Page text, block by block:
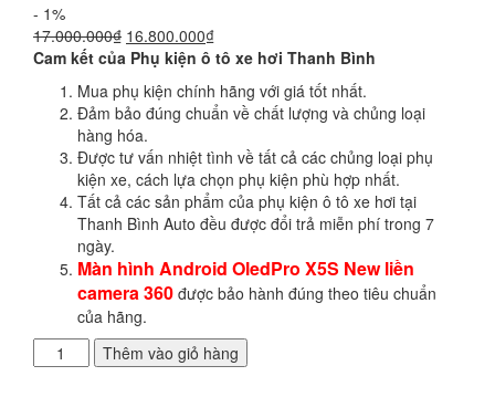
- 1%
17.000.000₫ Giá
gốc
17.000.000₫.
16.800.000₫Giá
hiện
là:
16.800.000₫.
Cam kết của Phụ kiện ô tô xe hơi Thanh Bình
Mua phụ kiện chính hãng với giá tốt nhất.
Đảm bảo đúng chuẩn về chất lượng và chủng loại
hàng hóa.
Được tư vấn nhiệt tình về tất cả các chủng loại phụ
kiện xe, cách lựa chọn phụ kiện phù hợp nhất.
Tất cả các sản phẩm của phụ kiện ô tô xe hơi tại
Thanh Bình Auto đều được đổi trả miễn phí trong 7
ngày.
Màn hình Android OledPro X5S New liền
camera 360 được bảo hành đúng theo tiêu chuẩn
của hãng.
Màn
hình
Thêm vào giỏ hàng